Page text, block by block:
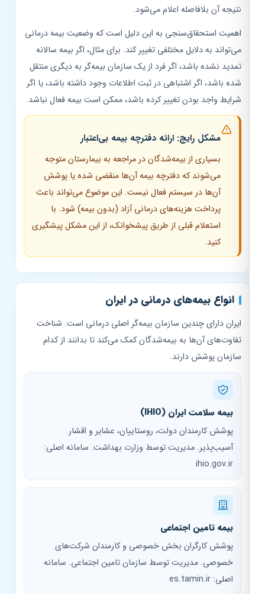
نتیجه آن بلافاصله اعلام می‌شود.
اهمیت استحقاق‌سنجی به این دلیل است که وضعیت بیمه درمانی
می‌تواند به دلایل مختلفی تغییر کند. برای مثال، اگر بیمه سالانه
تمدید نشده باشد، اگر فرد از یک سازمان بیمه‌گر به دیگری منتقل
شده باشد، اگر اشتباهی در ثبت اطلاعات وجود داشته باشد، یا اگر
شرایط واجد بودن تغییر کرده باشد، ممکن است بیمه فعال نباشد.
مشکل رایج: ارائه دفترچه بیمه بی‌اعتبار
بسیاری از بیمه‌شدگان در مراجعه به بیمارستان متوجه
می‌شوند که دفترچه بیمه آن‌ها منقضی شده یا پوشش
آن‌ها در سیستم فعال نیست. این موضوع می‌تواند باعث
پرداخت هزینه‌های درمانی آزاد (بدون بیمه) شود. با
استعلام قبلی از طریق پیشخوانک، از این مشکل پیشگیری
کنید.
انواع بیمه‌های درمانی در ایران
ایران دارای چندین سازمان بیمه‌گر اصلی درمانی است. شناخت
تفاوت‌های آن‌ها به بیمه‌شدگان کمک می‌کند تا بدانند از کدام
سازمان پوشش دارند.
بیمه سلامت ایران (IHIO)
پوشش کارمندان دولت، روستاییان، عشایر و اقشار
آسیب‌پذیر. مدیریت توسط وزارت بهداشت. سامانه اصلی:
ihio.gov.ir
بیمه تامین اجتماعی
پوشش کارگران بخش خصوصی و کارمندان شرکت‌های
خصوصی. مدیریت توسط سازمان تامین اجتماعی. سامانه
اصلی: es.tamin.ir